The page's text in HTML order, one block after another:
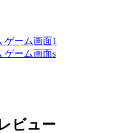
ビュー